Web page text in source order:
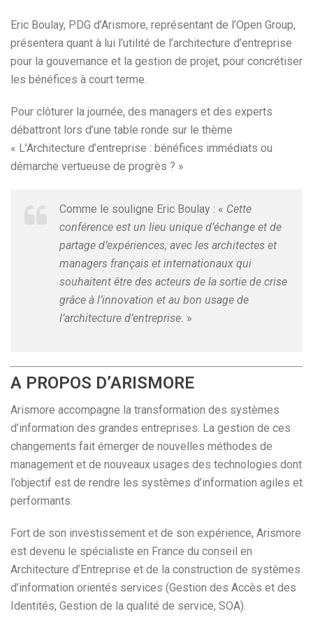
Eric Boulay, PDG d’Arismore, représentant de l’Open Group,
présentera quant à lui l’utilité de l’architecture d’entreprise
pour la gouvernance et la gestion de projet, pour concrétiser
les bénéfices à court terme.
Pour clôturer la journée, des managers et des experts
débattront lors d’une table ronde sur le thème
« L’Architecture d’entreprise : bénéfices immédiats ou
démarche vertueuse de progrès ? »
Comme le souligne Eric Boulay : « Cette
conférence est un lieu unique d’échange et de
partage d’expériences, avec les architectes et
managers français et internationaux qui
souhaitent être des acteurs de la sortie de crise
grâce à l’innovation et au bon usage de
l’architecture d’entreprise. »
A PROPOS D’ARISMORE
Arismore accompagne la transformation des systèmes
d’information des grandes entreprises. La gestion de ces
changements fait émerger de nouvelles méthodes de
management et de nouveaux usages des technologies dont
l’objectif est de rendre les systèmes d’information agiles et
performants.
Fort de son investissement et de son expérience, Arismore
est devenu le spécialiste en France du conseil en
Architecture d’Entreprise et de la construction de systèmes
d’information orientés services (Gestion des Accès et des
Identités, Gestion de la qualité de service, SOA).